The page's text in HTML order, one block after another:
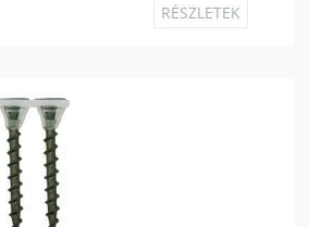
RÉSZLETEK